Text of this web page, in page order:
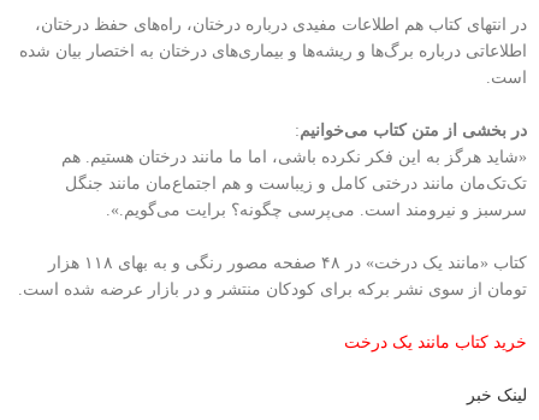
در انتهای کتاب هم اطلاعات مفیدی درباره درختان، راه‌های حفظ درختان،
اطلاعاتی درباره برگ‌ها و ریشه‌ها و بیماری‌های درختان به اختصار بیان شده
است.
در بخشی از متن کتاب می‌خوانیم :
«شاید هرگز به این فکر نکرده باشی، اما ما مانند درختان هستیم. هم
تک‌تک‌مان مانند درختی کامل و زیباست و هم اجتماع‌مان مانند جنگل
سرسبز و نیرومند است. می‌پرسی چگونه؟ برایت می‌گویم.».
کتاب «مانند یک درخت» در ۴۸ صفحه مصور رنگی و به بهای ۱۱۸ هزار
تومان از سوی نشر برکه برای کودکان منتشر و در بازار عرضه شده است.
خرید کتاب مانند یک درخت
لینک خبر